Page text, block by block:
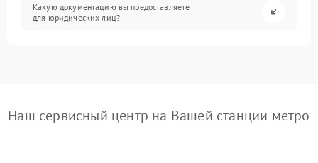
Какую документацию вы предоставляете
для юридических лиц?
Наш сервисный центр на Вашей станции метро